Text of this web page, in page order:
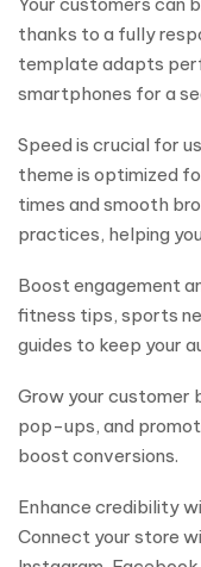
thanks to a fully
template adapts
smartphones for a
Speed is crucial for
theme is optimized
times and smooth
practices, helping
Boost engagement
fitness tips, sports
guides to keep your
Grow your customer
pop-ups, and
boost conversions.
Enhance credibility
Connect your store